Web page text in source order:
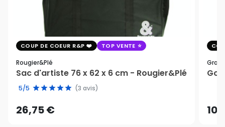
COUP DE COEUR R&P TOP VENTE
Rougier&plé
Sac d'artiste 76 x 62 x 6 cm - Rougier&Plé
5/5 (3 avis)
26,75 €